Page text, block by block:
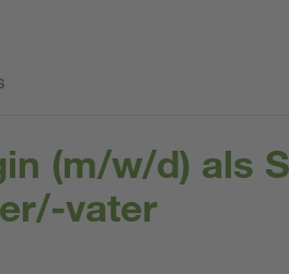
(m/w/d) als
vater